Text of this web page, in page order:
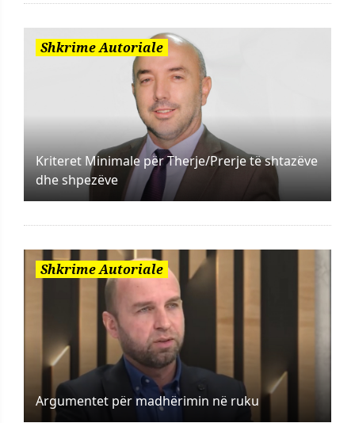
Shkrime Autoriale
Kriteret Minimale për Therje/Prerje të shtazëve
dhe shpezëve
Shkrime Autoriale
Argumentet për madhërimin në ruku